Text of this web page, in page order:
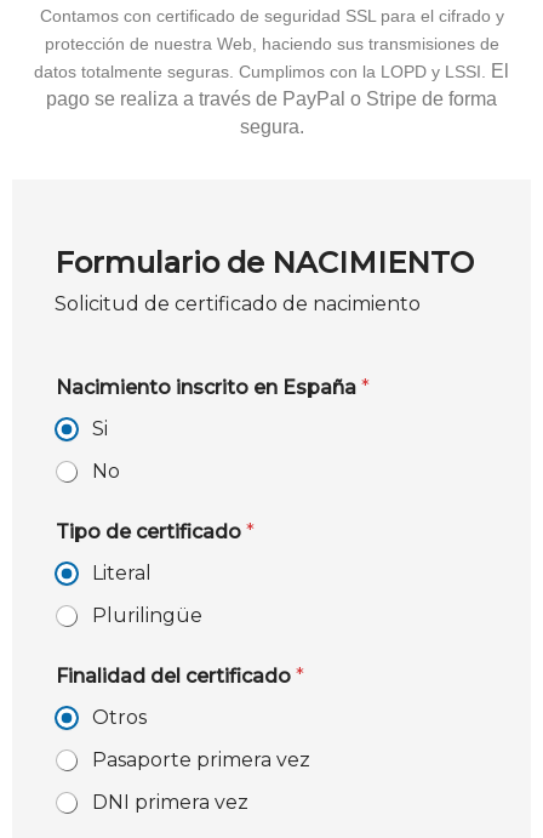
Contamos con certificado de seguridad SSL para el cifrado y
protección de nuestra Web, haciendo sus transmisiones de
datos totalmente seguras. Cumplimos con la LOPD y LSSI.
El
pago se realiza a través de PayPal o Stripe de forma
segura.
Formulario de NACIMIENTO
Solicitud de certificado de nacimiento
Nacimiento inscrito en España *
Si
No
Tipo de certificado *
Literal
Plurilingüe
Finalidad del certificado *
Otros
Pasaporte primera vez
DNI primera vez